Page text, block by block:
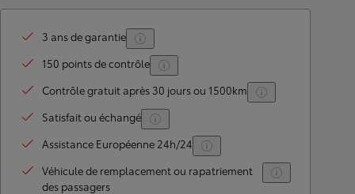
3 ans de garantie
150 points de contrôle
Contrôle gratuit après 30 jours ou 1500km
Satisfait ou échangé
Assistance Européenne 24h/24
Véhicule de remplacement ou rapatriement
des passagers